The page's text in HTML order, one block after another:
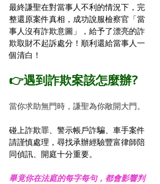
最終謙聖在對當事人不利的情況下，完
整還原案件真相，成功說服檢察官「當
事人沒有詐欺意圖」，給予了漂亮的詐
欺取財不起訴處分！順利還給當事人一
個清白！️
👉遇到詐欺案該怎麼辦?
當你求助無門時，謙聖為你敞開大門。
碰上詐欺罪、警示帳戶詐騙、車手案件
請謹慎處理，尋找承辦經驗豐富律師陪
同偵訊、開庭十分重要。
畢竟你在法庭的每字每句，都會影響判